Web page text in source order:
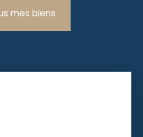
mes biens